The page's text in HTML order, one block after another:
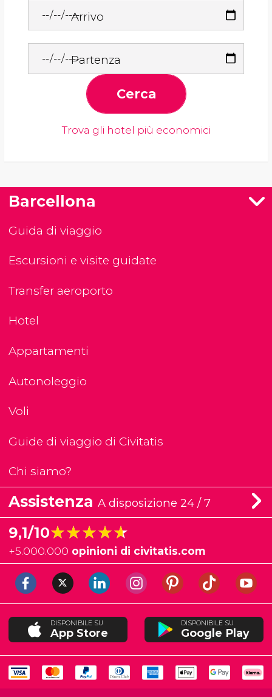
Arrivo
Partenza
Cerca
Trova gli hotel più economici
Barcellona
Guida di viaggio
Escursioni e visite guidate
Transfer aeroporto
Hotel
Appartamenti
Autonoleggio
Voli
Guide di viaggio di Civitatis
Chi siamo?
Assistenza A disposizione 24 / 7
9,1/10★★★★★
★★★★★
+5.000.000 opinioni di civitatis.com
DISPONIBILE SU
App Store
DISPONIBILE SU
Google Play